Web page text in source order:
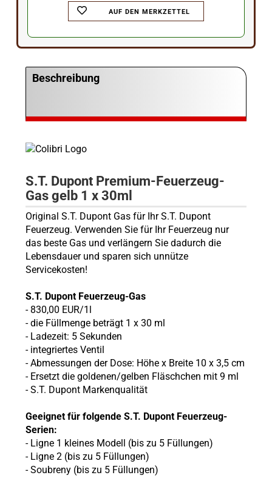
AUF DEN MERKZETTEL
Beschreibung
S.T. Dupont Premium-Feuerzeug-
Gas gelb 1 x 30ml
Original S.T. Dupont Gas für Ihr S.T. Dupont
Feuerzeug. Verwenden Sie für Ihr Feuerzeug nur
das beste Gas und verlängern Sie dadurch die
Lebensdauer und sparen sich unnütze
Servicekosten!
S.T. Dupont Feuerzeug-Gas
- 830,00 EUR/1l
- die Füllmenge beträgt 1 x 30 ml
- Ladezeit: 5 Sekunden
- integriertes Ventil
- Abmessungen der Dose: Höhe x Breite 10 x 3,5 cm
- Ersetzt die goldenen/gelben Fläschchen mit 9 ml
- S.T. Dupont Markenqualität
Geeignet für folgende S.T. Dupont Feuerzeug-
Serien:
- Ligne 1 kleines Modell (bis zu 5 Füllungen)
- Ligne 2 (bis zu 5 Füllungen)
- Soubreny (bis zu 5 Füllungen)